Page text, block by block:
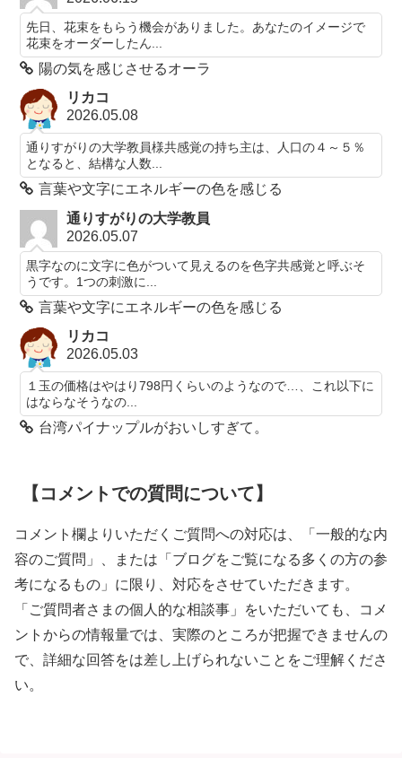
先日、花束をもらう機会がありました。あなたのイメージで
花束をオーダーしたん...
陽の気を感じさせるオーラ
リカコ
2026.05.08
通りすがりの大学教員様共感覚の持ち主は、人口の４～５％
となると、結構な人数...
言葉や文字にエネルギーの色を感じる
通りすがりの大学教員
2026.05.07
黒字なのに文字に色がついて見えるのを色字共感覚と呼ぶそ
うです。1つの刺激に...
言葉や文字にエネルギーの色を感じる
リカコ
2026.05.03
１玉の価格はやはり798円くらいのようなので…、これ以下に
はならなそうなの...
台湾パイナップルがおいしすぎて。
【コメントでの質問について】
コメント欄よりいただくご質問への対応は、「一般的な内
容のご質問」、または「ブログをご覧になる多くの方の参
考になるもの」に限り、対応をさせていただきます。
「ご質問者さまの個人的な相談事」をいただいても、コメ
ントからの情報量では、実際のところが把握できませんの
で、詳細な回答をは差し上げられないことをご理解くださ
い。